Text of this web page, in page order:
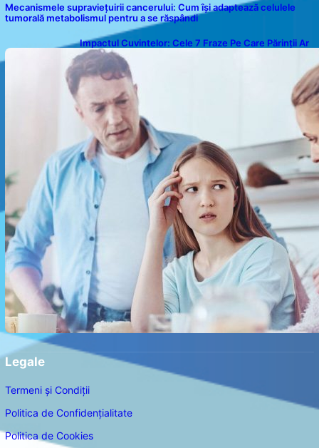
Mecanismele supraviețuirii cancerului: Cum își adaptează celulele
tumorală metabolismul pentru a se răspândi
Impactul Cuvintelor: Cele 7 Fraze Pe Care Părinții Ar
Trebui Să Le Evite Cu Primul Născut
Legale
Termeni și Condiții
Politica de Confidențialitate
Politica de Cookies